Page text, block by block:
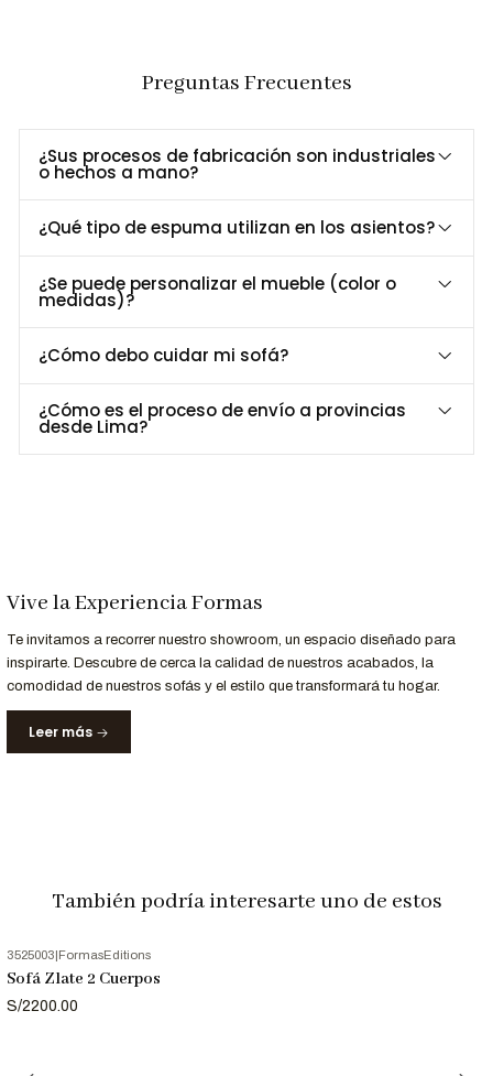
Ideal para salas pequeñas o como complemento en
espacios amplios
Combinación perfecta con sofás de 3 cuerpos o sillones
Cojines con diseño étnico que aportan personalidad
Excelente opción para decoraciones de estilo clásico,
vintage o rústico chic
Dimensiones y Especificaciones
Especificación
Altura total
88 cm
Uso recomendadoHogar, salas, hoteles
Opciones de Personalización
¿Buscas otro tapizado o acabado? Contáctanos para opciones
personalizadas.
proyectos de arquitectura e interiorismo.
Entrega y Garantía
Preguntas Frecuentes
¿Sus procesos de fabricación son industriales
o hechos a mano?
¿Qué tipo de espuma utilizan en los asientos?
¿Se puede personalizar el mueble (color o
medidas)?
¿Cómo debo cuidar mi sofá?
¿Cómo es el proceso de envío a provincias
desde Lima?
Vive la Experiencia Formas
Te invitamos a recorrer nuestro showroom, un espacio diseñado para
inspirarte. Descubre de cerca la calidad de nuestros acabados, la
comodidad de nuestros sofás y el estilo que transformará tu hogar.
Leer más
También podría interesarte uno de estos
3525003|FormasEditions
Sofá Zlate 2 Cuerpos
S/2200.00